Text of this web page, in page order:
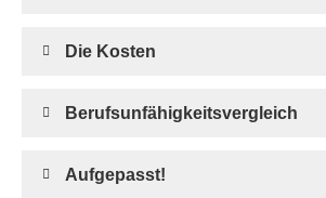
Die Kosten
Berufs­unfähig­keitsvergleich
Aufgepasst!